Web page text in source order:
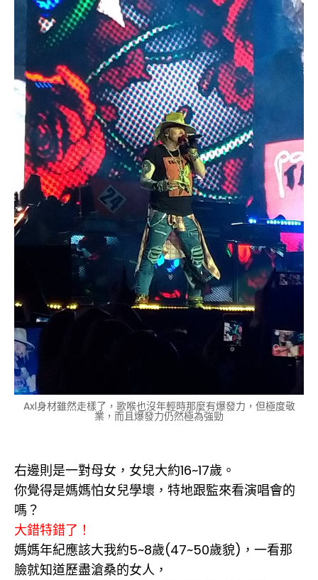
Axl身材雖然走樣了，歌喉也沒年輕時那麼有爆發力，但極度敬
業，而且爆發力仍然極為強勁
右邊則是一對母女，女兒大約16~17歲。
你覺得是媽媽怕女兒學壞，特地跟監來看演唱會的
嗎？
大錯特錯了！
媽媽年紀應該大我約5~8歲(47~50歲貌)，一看那
臉就知道歷盡滄桑的女人，